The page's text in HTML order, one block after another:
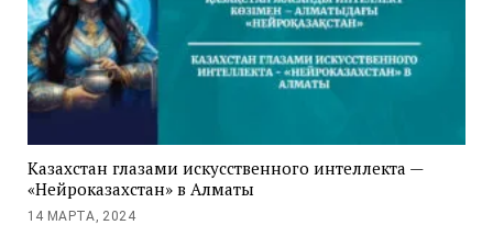
Казахстан глазами искусственного интеллекта —
«Нейроказахстан» в Алматы
14 МАРТА, 2024